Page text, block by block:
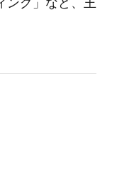
ング」など、王